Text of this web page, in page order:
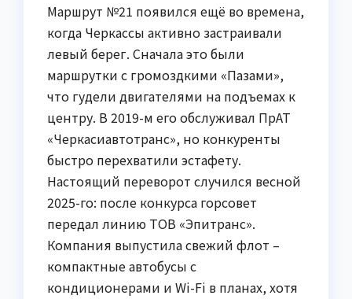
Маршрут №21 появился ещё во времена,
когда Черкассы активно застраивали
левый берег. Сначала это были
маршрутки с громоздкими «Пазами»,
что гудели двигателями на подъемах к
центру. В 2019-м его обслуживал ПрАТ
«Черкасиавтотранс», но конкуренты
быстро перехватили эстафету.
Настоящий переворот случился весной
2025-го: после конкурса горсовет
передал линию ТОВ «Эпитранс».
Компания выпустила свежий флот –
компактные автобусы с
кондиционерами и Wi-Fi в планах, хотя